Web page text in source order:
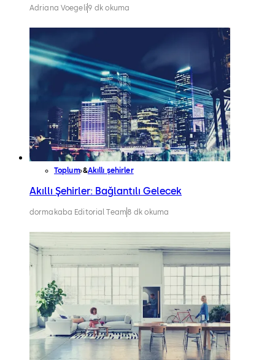
Adriana Voegeli 9 dk okuma
Toplum Akıllı şehirler
Akıllı Şehirler: Bağlantılı Gelecek
dormakaba Editorial Team 8 dk okuma